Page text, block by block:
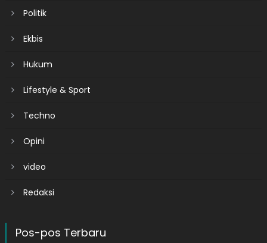
Politik
Ekbis
Hukum
Lifestyle & Sport
Techno
Opini
video
Redaksi
Pos-pos Terbaru